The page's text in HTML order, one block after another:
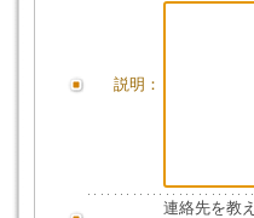
説明：
連絡先を教